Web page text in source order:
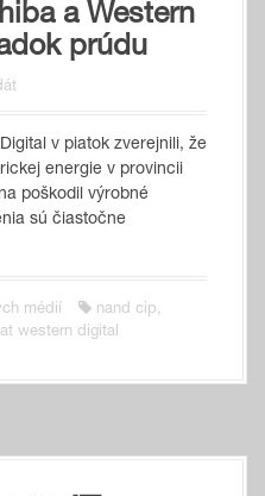
a Western
prúdu
v piatok zverejnili, že
energie v provincii
poškodil výrobné
sú čiastočne
médií nand cip,
western digital